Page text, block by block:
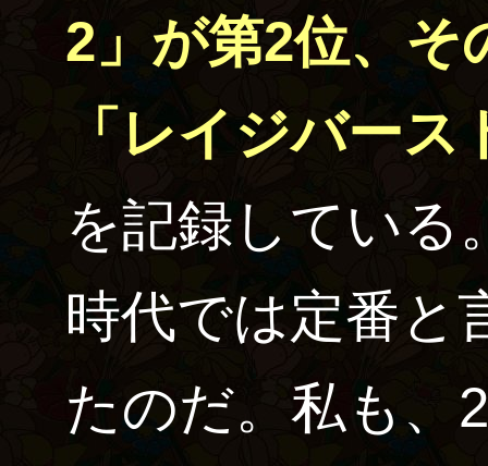
2」が第2位、そ
「レイジバー
を記録している
時代では定番と
たのだ。私も、